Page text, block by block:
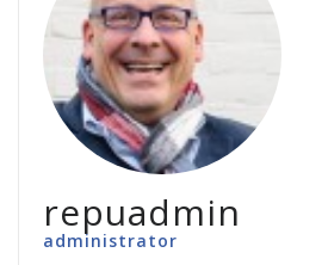
repuadmin
administrator